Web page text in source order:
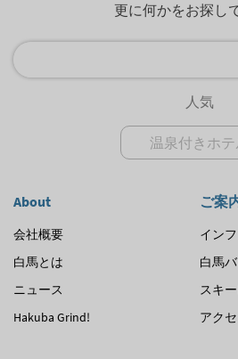
更に何かをお探し
人気
温泉付きホ
About
会社概要
白馬とは
ニュース
Hakuba Grind!
ご案
イン
白馬
スキ
アク